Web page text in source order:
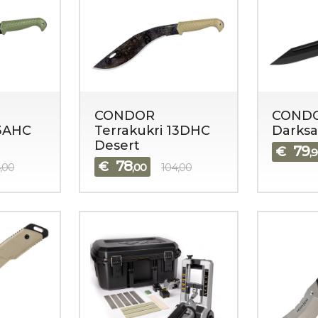
CONDOR
Terrakukri 13DHC
Desert
€ 78,00 104,00
€ 79